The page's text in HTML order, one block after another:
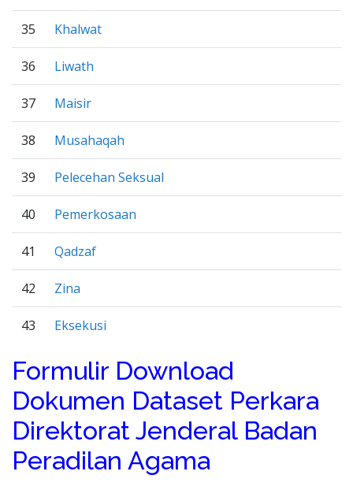
35 Khalwat
36 Liwath
37 Maisir
38 Musahaqah
39 Pelecehan Seksual
40 Pemerkosaan
41 Qadzaf
42 Zina
43 Eksekusi
Formulir Download
Dokumen Dataset Perkara
Direktorat Jenderal Badan
Peradilan Agama